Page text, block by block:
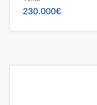
230.000€